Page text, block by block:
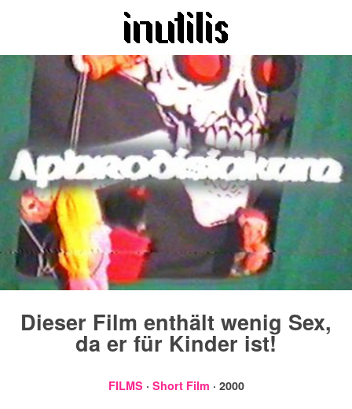
Dieser Film enthält wenig Sex,
da er für Kinder ist!
FILMS · Short Film · 2000